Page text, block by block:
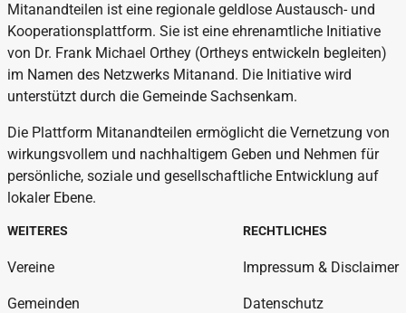
Mitanandteilen ist eine regionale geldlose Austausch- und
Kooperationsplattform. Sie ist eine ehrenamtliche Initiative
von Dr. Frank Michael Orthey (Ortheys entwickeln begleiten)
im Namen des Netzwerks Mitanand. Die Initiative wird
unterstützt durch die Gemeinde Sachsenkam.
Die Plattform Mitanandteilen ermöglicht die Vernetzung von
wirkungsvollem und nachhaltigem Geben und Nehmen für
persönliche, soziale und gesellschaftliche Entwicklung auf
lokaler Ebene.
WEITERES
Vereine
Gemeinden
RECHTLICHES
Impressum & Disclaimer
Datenschutz